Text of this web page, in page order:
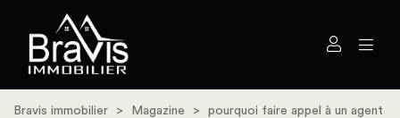
Bravis immobilier > Magazine >
pourquoi faire appel à un agent